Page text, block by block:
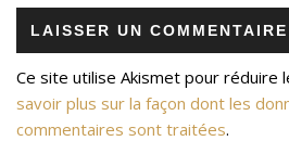
Ce site utilise Akismet pour réduire
savoir plus sur la façon dont les
commentaires sont traitées.